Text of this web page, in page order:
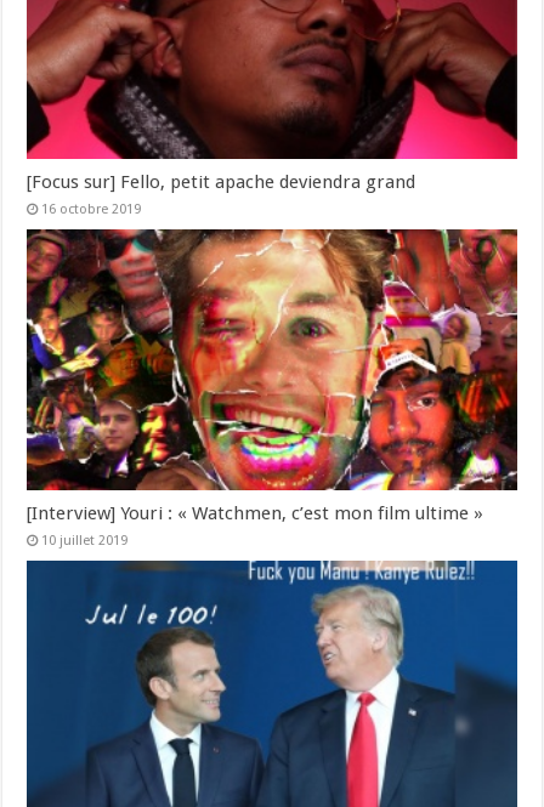
[Focus sur] Fello, petit apache deviendra grand
16 octobre 2019
[Interview] Youri : « Watchmen, c’est mon film ultime »
10 juillet 2019